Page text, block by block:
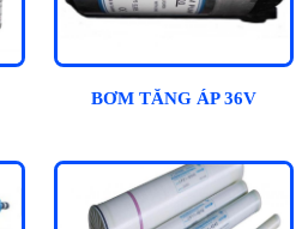
BƠM TĂNG ÁP 36V